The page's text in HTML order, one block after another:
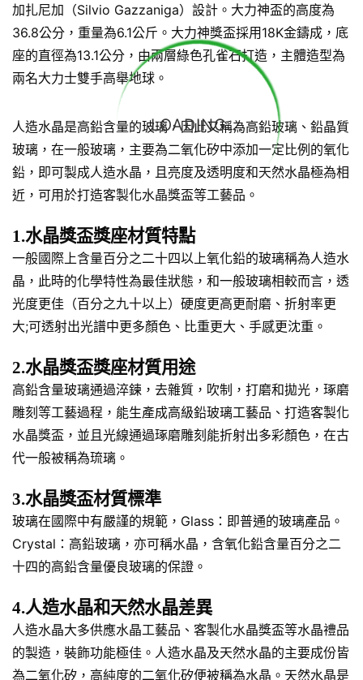
LOADING...
加扎尼加（Silvio Gazzaniga）設計。大力神盃的高度為
36.8公分，重量為6.1公斤。大力神獎盃採用18K金鑄成，底
座的直徑為13.1公分，由兩層綠色孔雀石打造，主體造型為
兩名大力士雙手高舉地球。
人造水晶是高鉛含量的玻璃，因此又稱為高鉛玻璃、鉛晶質
玻璃，在一般玻璃，主要為二氧化矽中添加一定比例的氧化
鉛，即可製成人造水晶，且亮度及透明度和天然水晶極為相
近，可用於打造客製化水晶獎盃等工藝品。
1.水晶獎盃獎座材質特點
一般國際上含量百分之二十四以上氧化鉛的玻璃稱為人造水
晶，此時的化學特性為最佳狀態，和一般玻璃相較而言，透
光度更佳（百分之九十以上）硬度更高更耐磨、折射率更
大;可透射出光譜中更多顏色、比重更大、手感更沈重。
2.水晶獎盃獎座材質用途
高鉛含量玻璃通過淬鍊，去雜質，吹制，打磨和拋光，琢磨
雕刻等工藝過程，能生產成高級鉛玻璃工藝品、打造客製化
水晶獎盃，並且光線通過琢磨雕刻能折射出多彩顏色，在古
代一般被稱為琉璃。
3.水晶獎盃材質標準
玻璃在國際中有嚴謹的規範，Glass：即普通的玻璃產品。
Crystal：高鉛玻璃，亦可稱水晶，含氧化鉛含量百分之二
十四的高鉛含量優良玻璃的保證。
4.人造水晶和天然水晶差異
人造水晶大多供應水晶工藝品、客製化水晶獎盃等水晶禮品
的製造，裝飾功能極佳。人造水晶及天然水晶的主要成份皆
為二氧化矽，高純度的二氧化矽便被稱為水晶。天然水晶是